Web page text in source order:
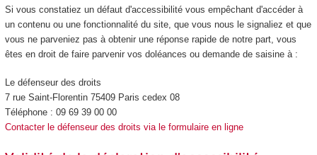
Si vous constatiez un défaut d'accessibilité vous empêchant d'accéder à
un contenu ou une fonctionnalité du site, que vous nous le signaliez et que
vous ne parveniez pas à obtenir une réponse rapide de notre part, vous
êtes en droit de faire parvenir vos doléances ou demande de saisine à :
Le défenseur des droits
7 rue Saint-Florentin 75409 Paris cedex 08
Téléphone : 09 69 39 00 00
Contacter le défenseur des droits via le formulaire en ligne